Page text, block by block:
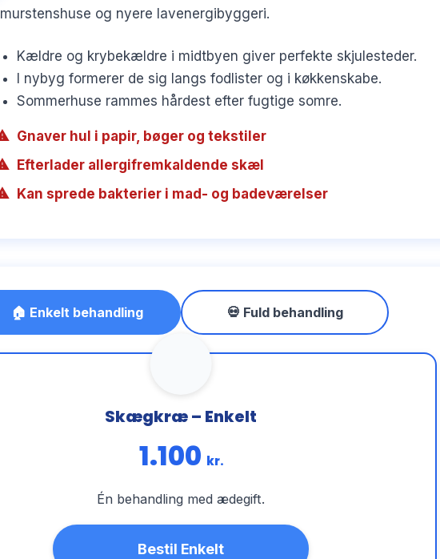
murstenshuse og nyere lavenergibyggeri.
Kældre og krybekældre i midtbyen giver perfekte skjulesteder.
I nybyg formerer de sig langs fodlister og i køkkenskabe.
Sommerhuse rammes hårdest efter fugtige somre.
Gnaver hul i papir, bøger og tekstiler
Efterlader allergifremkaldende skæl
Kan sprede bakterier i mad- og badeværelser
🏠 Enkelt behandling 💀 Fuld behandling
Skægkræ – Enkelt
1.100 kr.
Én behandling med ædegift.
Bestil Enkelt